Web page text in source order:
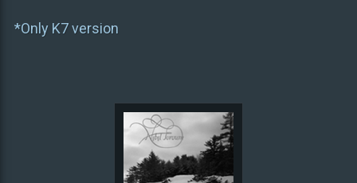
*Only K7 version